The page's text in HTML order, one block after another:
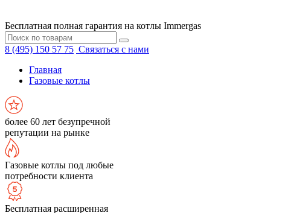
Бесплатная полная гарантия на котлы Immergas
8 (495) 150 57 75 Связаться с нами
Главная
Газовые котлы
более 60 лет безупречной
репутации на рынке
Газовые котлы под любые
потребности клиента
Бесплатная расширенная